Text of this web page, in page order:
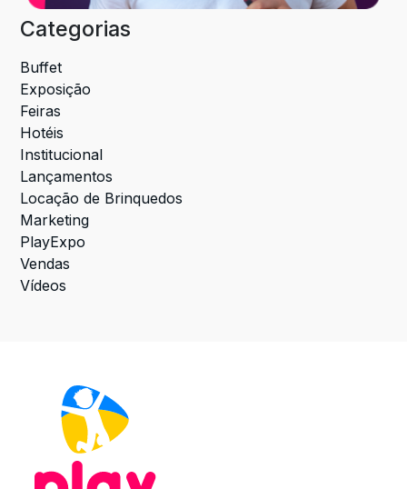
Categorias
Buffet
Exposição
Feiras
Hotéis
Institucional
Lançamentos
Locação de Brinquedos
Marketing
PlayExpo
Vendas
Vídeos